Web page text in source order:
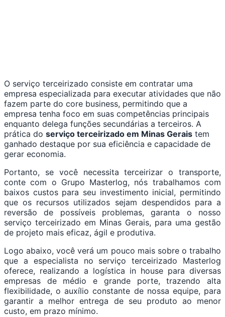
O serviço terceirizado consiste em contratar uma
empresa especializada para executar atividades que não
fazem parte do core business, permitindo que a
empresa tenha foco em suas competências principais
enquanto delega funções secundárias a terceiros. A
prática do serviço terceirizado em Minas Gerais tem
ganhado destaque por sua eficiência e capacidade de
gerar economia.
Portanto, se você necessita terceirizar o transporte,
conte com o Grupo Masterlog, nós trabalhamos com
baixos custos para seu investimento inicial, permitindo
que os recursos utilizados sejam despendidos para a
reversão de possíveis problemas, garanta o nosso
serviço terceirizado em Minas Gerais, para uma gestão
de projeto mais eficaz, ágil e produtiva.
Logo abaixo, você verá um pouco mais sobre o trabalho
que a especialista no serviço terceirizado Masterlog
oferece, realizando a logística in house para diversas
empresas de médio e grande porte, trazendo alta
flexibilidade, o auxílio constante de nossa equipe, para
garantir a melhor entrega de seu produto ao menor
custo, em prazo mínimo.